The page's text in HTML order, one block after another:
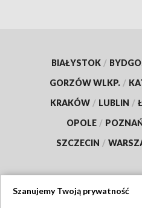
BIAŁYSTOK /
GORZÓW WLKP. /
KRAKÓW / LUBLIN /
OPOLE /
SZCZECIN /
Szanujemy Twoją prywatność